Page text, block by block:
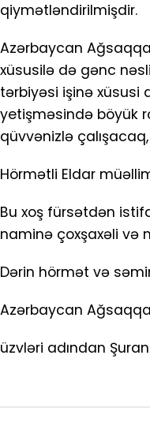
qiymətləndirilmişdir.
Azərbaycan
xüsusilə də gənc
tərbiyəsi işinə
yetişməsində böyük
qüvvənizlə
Hörmətli Eldar
Bu xoş fürsətdən
naminə çoxşaxəli və
Dərin hörmət və
Azərbaycan
üzvləri adından